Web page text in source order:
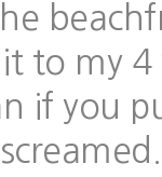
to my
if you